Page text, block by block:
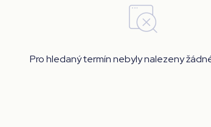
Pro hledaný termín nebyly nalezeny